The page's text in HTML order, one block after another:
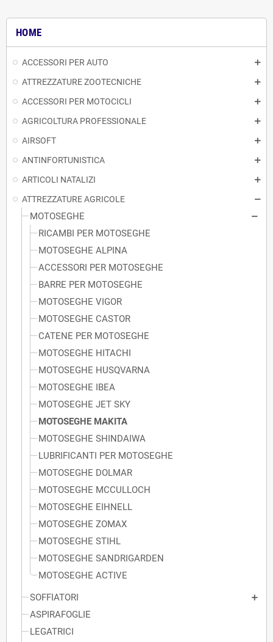
HOME
ACCESSORI PER AUTO
ATTREZZATURE ZOOTECNICHE
ACCESSORI PER MOTOCICLI
AGRICOLTURA PROFESSIONALE
AIRSOFT
ANTINFORTUNISTICA
ARTICOLI NATALIZI
ATTREZZATURE AGRICOLE
MOTOSEGHE
RICAMBI PER MOTOSEGHE
MOTOSEGHE ALPINA
ACCESSORI PER MOTOSEGHE
BARRE PER MOTOSEGHE
MOTOSEGHE VIGOR
MOTOSEGHE CASTOR
CATENE PER MOTOSEGHE
MOTOSEGHE HITACHI
MOTOSEGHE HUSQVARNA
MOTOSEGHE IBEA
MOTOSEGHE JET SKY
MOTOSEGHE MAKITA
MOTOSEGHE SHINDAIWA
LUBRIFICANTI PER MOTOSEGHE
MOTOSEGHE DOLMAR
MOTOSEGHE MCCULLOCH
MOTOSEGHE EIHNELL
MOTOSEGHE ZOMAX
MOTOSEGHE STIHL
MOTOSEGHE SANDRIGARDEN
MOTOSEGHE ACTIVE
SOFFIATORI
ASPIRAFOGLIE
LEGATRICI